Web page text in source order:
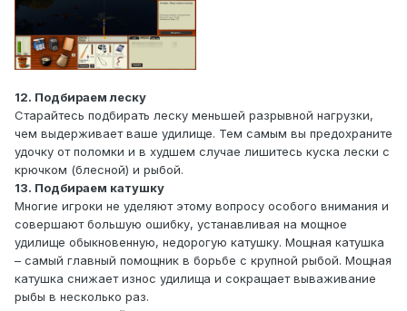
12. Подбираем леску
Старайтесь подбирать леску меньшей разрывной нагрузки,
чем выдерживает ваше удилище. Тем самым вы предохраните
удочку от поломки и в худшем случае лишитесь куска лески с
крючком (блесной) и рыбой.
13. Подбираем катушку
Многие игроки не уделяют этому вопросу особого внимания и
совершают большую ошибку, устанавливая на мощное
удилище обыкновенную, недорогую катушку. Мощная катушка
– самый главный помощник в борьбе с крупной рыбой. Мощная
катушка снижает износ удилища и сокращает вываживание
рыбы в несколько раз.